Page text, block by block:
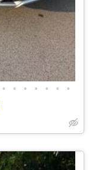
• • • • • • •